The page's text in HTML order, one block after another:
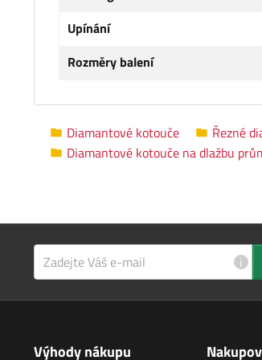
Upínání
Rozměry balení
Diamantové kotouče Řezné
Diamantové kotouče na dlažbu
i
Výhody nákupu